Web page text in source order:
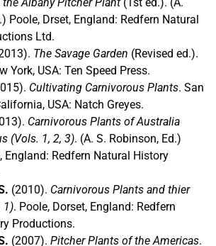
Poole, Drset, England: Redfern Natural
Ltd.
The Savage Garden (Revised ed.).
York, USA: Ten Speed Press.
Cultivating Carnivorous Plants. San
USA: Natch Greyes.
Carnivorous Plants of Australia
(Vols. 1, 2, 3). (A. S. Robinson, Ed.)
England: Redfern Natural History
(2010). Carnivorous Plants and thier
1). Poole, Dorset, England: Redfern
Productions.
(2007). Pitcher Plants of the Americas.